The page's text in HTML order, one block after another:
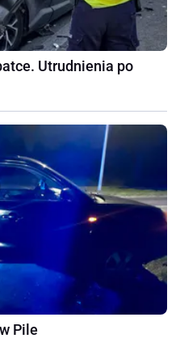
Utrudnienia po
Pile